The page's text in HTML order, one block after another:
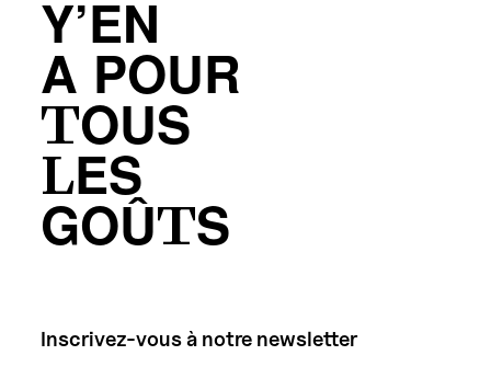
Y’EN
A POUR
TOUS
LES
GOÛTS
Inscrivez-vous à notre newsletter